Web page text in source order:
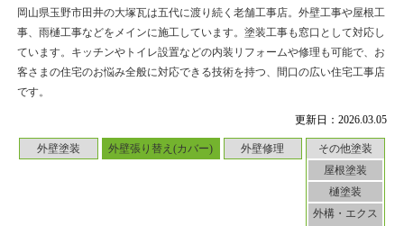
更新日：2026.03.05
外壁塗装 外壁張り替え(カバー) 外壁修理
その他塗装
屋根塗装
樋塗装
外構・エクス
岡山県玉野市田井の大塚瓦は五代に渡り続く老舗工事店。外壁工事や屋根工
事、雨樋工事などをメインに施工しています。塗装工事も窓口として対応し
ています。キッチンやトイレ設置などの内装リフォームや修理も可能で、お
客さまの住宅のお悩み全般に対応できる技術を持つ、間口の広い住宅工事店
です。